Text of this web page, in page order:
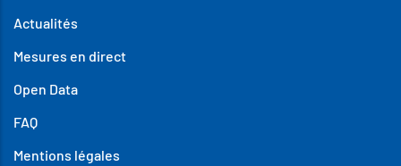
Actualités
Mesures en direct
Open Data
FAQ
Mentions légales